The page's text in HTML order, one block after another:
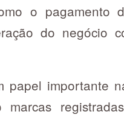
o pagamento
do negócio
papel importante
marcas